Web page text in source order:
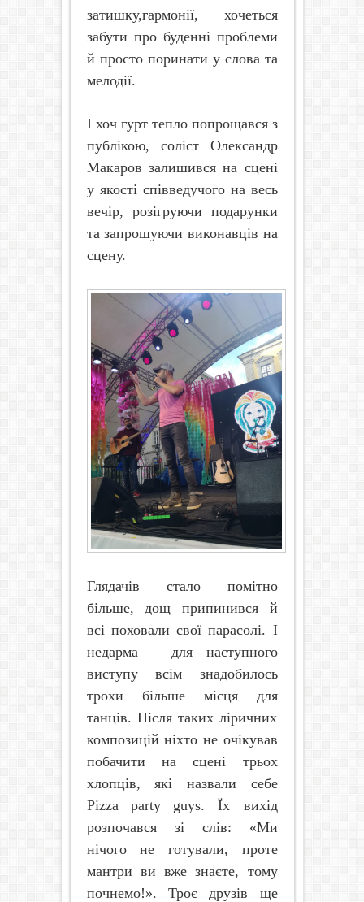
затишку,гармонії, хочеться
забути про буденні проблеми
й просто поринати у слова та
мелодії.
І хоч гурт тепло попрощався з
публікою, соліст Олександр
Макаров залишився на сцені
у якості співведучого на весь
вечір, розігруючи подарунки
та запрошуючи виконавців на
сцену.
Глядачів стало помітно
більше, дощ припинився й
всі поховали свої парасолі. І
недарма – для наступного
виступу всім знадобилось
трохи більше місця для
танців. Після таких ліричних
композицій ніхто не очікував
побачити на сцені трьох
хлопців, які назвали себе
Pizza
party guys. Їх вихід
розпочався зі слів: «Ми
нічого не готували, проте
мантри ви вже знаєте, тому
почнемо!». Троє друзів ще